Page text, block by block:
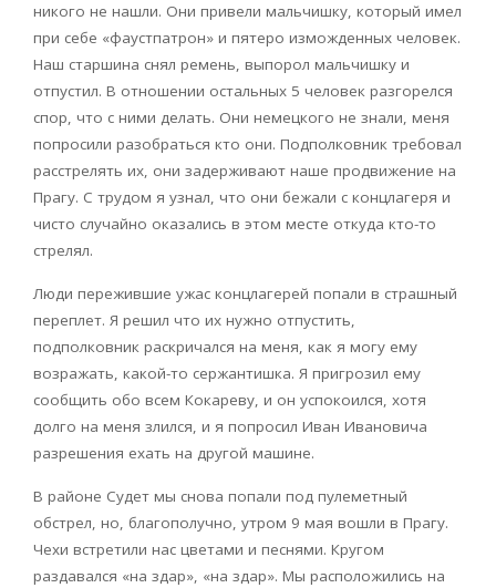
никого не нашли. Они привели мальчишку, который имел
при себе «фаустпатрон» и пятеро изможденных человек.
Наш старшина снял ремень, выпорол мальчишку и
отпустил. В отношении остальных 5 человек разгорелся
спор, что с ними делать. Они немецкого не знали, меня
попросили разобраться кто они. Подполковник требовал
расстрелять их, они задерживают наше продвижение на
Прагу. С трудом я узнал, что они бежали с концлагеря и
чисто случайно оказались в этом месте откуда кто-то
стрелял.
Люди пережившие ужас концлагерей попали в страшный
переплет. Я решил что их нужно отпустить,
подполковник раскричался на меня, как я могу ему
возражать, какой-то сержантишка. Я пригрозил ему
сообщить обо всем Кокареву, и он успокоился, хотя
долго на меня злился, и я попросил Иван Ивановича
разрешения ехать на другой машине.
В районе Судет мы снова попали под пулеметный
обстрел, но, благополучно, утром 9 мая вошли в Прагу.
Чехи встретили нас цветами и песнями. Кругом
раздавался «на здар», «на здар». Мы расположились на